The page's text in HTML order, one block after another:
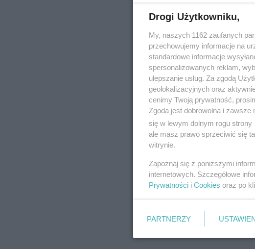
Drogi Użytkowniku,
My, naszych 1162 zaufanych
przechowujemy informacje na
standardowe informacje
spersonalizowanych reklam,
ulepszanie usług. Za zgodą
geolokalizacyjnych oraz
cenimy Twoją prywatność,
Zgoda jest dobrowolna i
się w lewym dolnym rogu strony
ale masz prawo sprzeciwić się
witrynie.
Zapoznaj się z poniższymi
internetowych. Szczegółowe
Prywatności i Cookies oraz po
PARTNERZY